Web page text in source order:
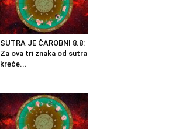
SUTRA JE ČAROBNI 8.8:
Za ova tri znaka od sutra
kreće...